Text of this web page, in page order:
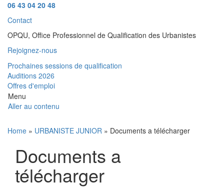
06 43 04 20 48
Contact
OPQU, Office Professionnel de Qualification des Urbanistes
Rejoignez-nous
Prochaines sessions de qualification
Auditions 2026
Offres d'emploi
Menu
Aller au contenu
Home » URBANISTE JUNIOR » Documents a télécharger
Documents a
télécharger